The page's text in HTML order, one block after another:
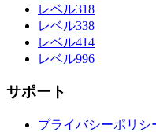
レベル318
レベル338
レベル414
レベル996
サポート
プライバシーポリシ